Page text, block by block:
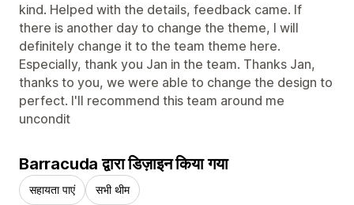
kind. Helped with the details, feedback came. If
there is another day to change the theme, I will
definitely change it to the team theme here.
Especially, thank you Jan in the team. Thanks Jan,
thanks to you, we were able to change the design to
perfect. I'll recommend this team around me
uncondit
Barracuda द्वारा डिज़ाइन किया गया
सहायता पाएं सभी थीम